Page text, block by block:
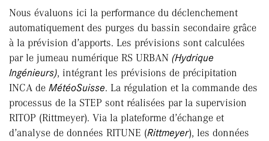
Nous évaluons ici la performance du déclenchement
automatiquement des purges du bassin secondaire grâce
à la prévision d’apports. Les prévisions sont calculées
par le jumeau numérique RS URBAN (Hydrique
Ingénieurs), intégrant les prévisions de précipitation
INCA de MétéoSuisse. La régulation et la commande des
processus de la STEP sont réalisées par la supervision
RITOP (Rittmeyer). Via la plateforme d’échange et
d’analyse de données RITUNE (Rittmeyer), les données